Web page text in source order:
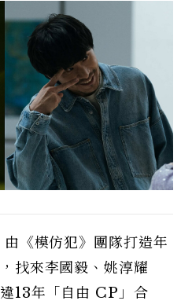
由《模仿犯》團隊打造年
找來李國毅、姚淳耀
13年「自由 CP」合